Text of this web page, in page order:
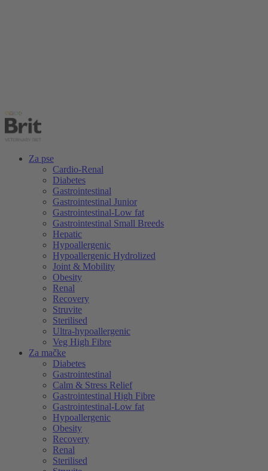
Za pse
Cardio-Renal
Diabetes
Gastrointestinal
Gastrointestinal Junior
Gastrointestinal-Low fat
Gastrointestinal Small Breeds
Hepatic
Hypoallergenic
Hypoallergenic Hydrolized
Joint & Mobility
Obesity
Renal
Recovery
Struvite
Sterilised
Ultra-hypoallergenic
Veg High Fibre
Za mačke
Diabetes
Gastrointestinal
Calm & Stress Relief
Gastrointestinal High Fibre
Gastrointestinal-Low fat
Hypoallergenic
Obesity
Recovery
Renal
Sterilised